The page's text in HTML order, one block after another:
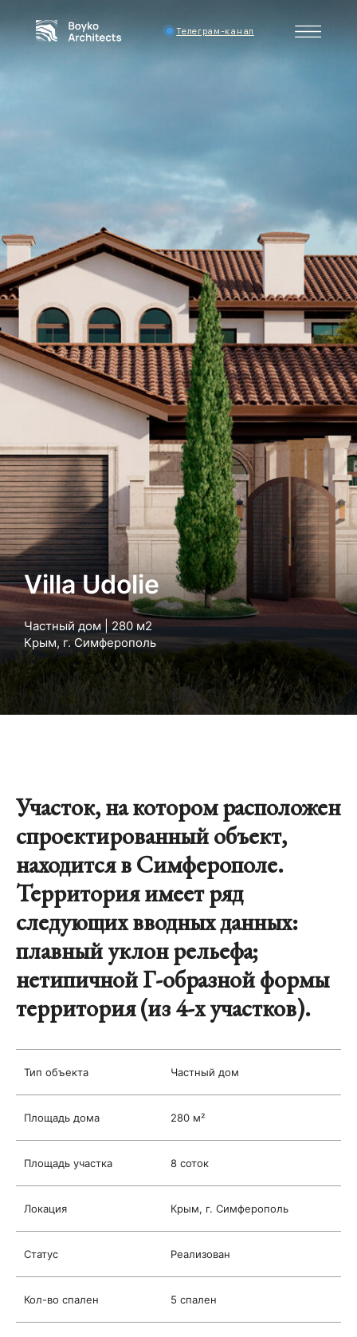
Villa Udolie
Частный дом | 280 м2
Крым, г. Симферополь
Участок, на котором расположен
спроектированный объект,
находится в Симферополе.
Территория имеет ряд
следующих вводных данных:
плавный уклон рельефа;
нетипичной Г-образной формы
территория (из 4-х участков).
Тип объекта Частный дом
Площадь дома 280 м²
Площадь участка 8 соток
Локация Крым, г. Симферополь
Статус Реализован
Кол-во спален 5 спален